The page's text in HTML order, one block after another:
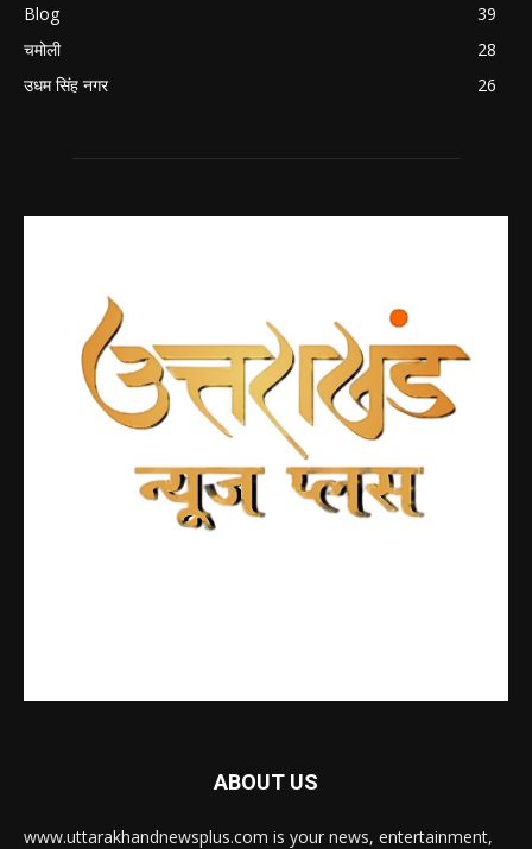
Blog
39
चमोली
28
उधम सिंह नगर
26
ABOUT US
www.uttarakhandnewsplus.com is your news, entertainment,